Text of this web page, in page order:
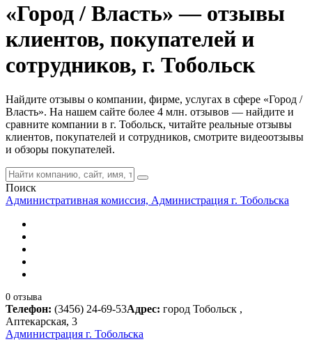
«Город / Власть» — отзывы
клиентов, покупателей и
сотрудников, г. Тобольск
Найдите отзывы о компании, фирме, услугах в сфере «Город /
Власть». На нашем сайте более 4 млн. отзывов — найдите и
сравните компании в г. Тобольск, читайте реальные отзывы
клиентов, покупателей и сотрудников, смотрите видеоотзывы
и обзоры покупателей.
Поиск
Административная комиссия, Администрация г. Тобольска
0 отзыва
Телефон: (3456) 24-69-53Адрес: город Тобольск ,
Аптекарская, 3
Администрация г. Тобольска